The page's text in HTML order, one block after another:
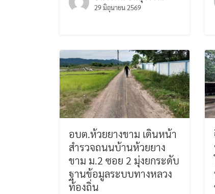
29 มิถุนายน 2569
อบต.ห้วยยางขาม เดินหน้า
สำรวจถนนบ้านห้วยยาง
ขาม ม.2 ซอย 2 มุ่งยกระดับ
ฐานข้อมูลระบบทางหลวง
ท้องถิ่น